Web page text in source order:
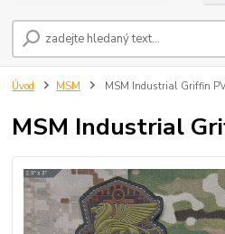
Úvod MSM MSM Industrial Griffin
MSM Industrial